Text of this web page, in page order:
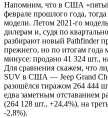
Напомним, что в США
феврале прошлого года,
модели. Летом 2021-го
дилерам и, судя по
разбирают новый Pathfinder
прежнего, но по итогам года
минусе: продано 41 324 шт.,
Для сравнения скажем, что
SUV в США — Jeep Grand
разошёлся тиражом 264 444
едва заметным отставанием
(264 128 шт., +24,4%), на
-2,8%).